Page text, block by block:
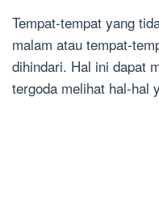
Tempat-tempat yang
malam atau tempat-
dihindari. Hal ini dapat
tergoda melihat hal-hal